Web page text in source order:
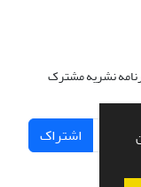
نشریه مشترک
اشتراک